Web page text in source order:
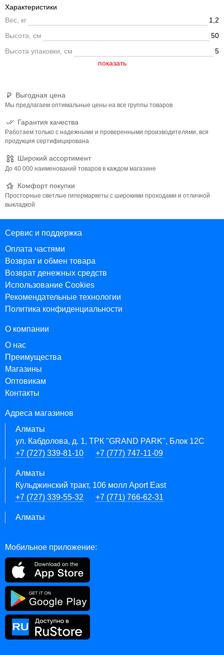
Выгодная цена
Мы предлагаем оптимальные цены на все группы товаров
Гарантия качества
Работаем только с надежными и проверенными производителями, вся
продукция сертифицирована
Широкий ассортимент
До 40 000 наименований товаров в каждом магазине
Комфорт покупки
Просторные светлые гипермаркеты с широкими проходами и отличной
выкладкой
Характеристики
Вес, кг
1,2
Высота, см
50
Высота упаковки, см
5
Сервис и поддержка
Оплата частями
Возврат и обмен товара
Возврат денежных средств
Использование Cookies
Рекомендательные технологии
Политика конфиденциальности
О компании
О нас
Преимущества
Магазины
Оптовикам
Контакты
Адреса магазинов
Алматы
ул. Кабдолова, д. 1, ТРК "GRAND PARK", Блок 12C
+7 (727) 339-81-10
+7 (777) 747-11-09
Алматы
Кульджинский тракт, 106 молл Aport East
+7 (727) 339-55-32
+7 (771) 766-62-31
Алматы
Мобильное приложение: